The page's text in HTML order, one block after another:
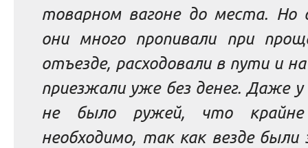
товарном вагоне до места. Но
они много пропивали при
отъезде, расходовали в пути и
приезжали уже без денег. Даже у
не было ружей, что крайне
необходимо, так как везде были